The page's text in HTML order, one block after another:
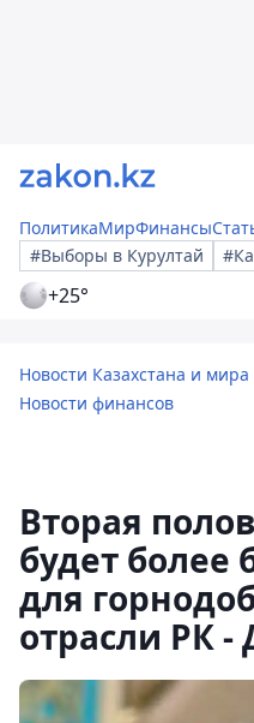
ПолитикаМирФинансы
#Выборы в Курултай
+25°
Новости Казахстана и мира
Новости финансов
Вторая
будет более
для
отрасли РК -